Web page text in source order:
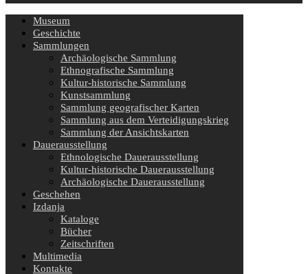
Museum
Geschichte
Sammlungen
Archäologische Sammlung
Ethnografische Sammlung
Kultur-historische Sammlung
Kunstsammlung
Sammlung geografischer Karten
Sammlung aus dem Verteidigungskrieg
Sammlung der Ansichtskarten
Dauerausstellung
Ethnologische Dauerausstellung
Kultur-historische Dauerausstellung
Archäologische Dauerausstellung
Geschehen
Izdanja
Kataloge
Bücher
Zeitschriften
Multimedia
Kontakte